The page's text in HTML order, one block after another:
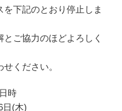
下記のとおり停止しま
ご協力のほどよろしく
ください。
時
日(木)